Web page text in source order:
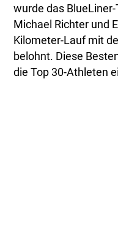
wurde das
Michael Richter und
Kilometer-Lauf mit
belohnt. Diese
die Top 30-Athleten